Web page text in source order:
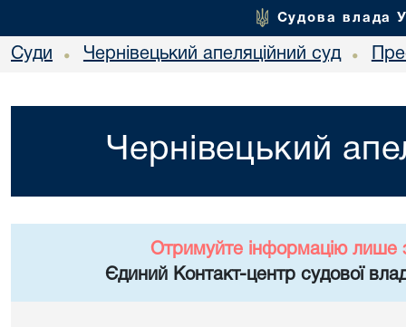
Судова влада
Суди • Чернівецький апеляційний суд •
Чернівецький
Отримуйте інформацію лише
Єдиний Контакт-центр судової